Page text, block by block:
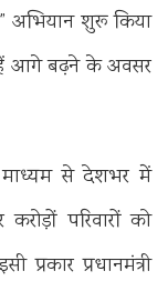
अभियान शुरू किया
आगे बढ़ने के अवसर
माध्यम से देशभर में
परिवारों को
प्रधानमंत्री